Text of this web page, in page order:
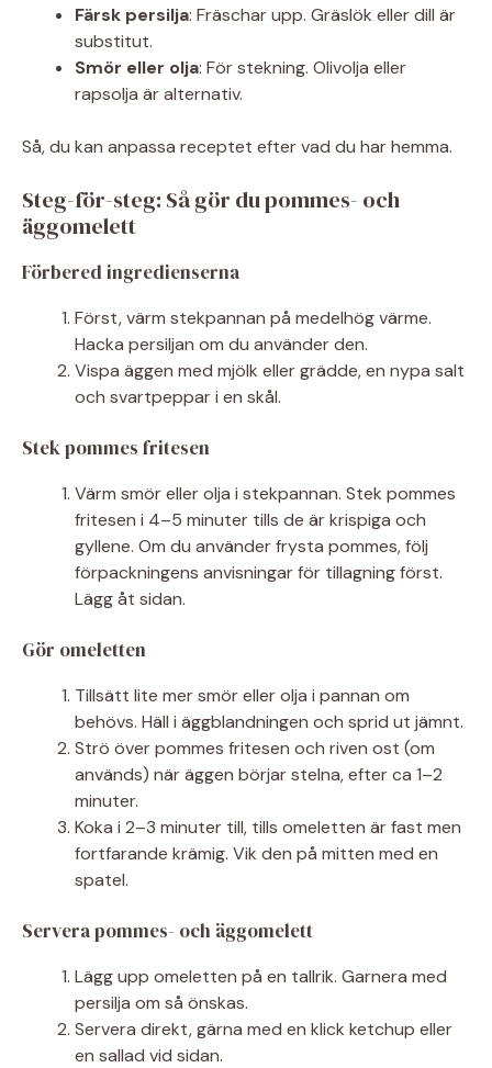
Färsk persilja: Fräschar upp. Gräslök eller dill är
substitut.
Smör eller olja: För stekning. Olivolja eller
rapsolja är alternativ.
Så, du kan anpassa receptet efter vad du har hemma.
Steg-för-steg: Så gör du pommes- och
äggomelett
Förbered ingredienserna
Först, värm stekpannan på medelhög värme.
Hacka persiljan om du använder den.
Vispa äggen med mjölk eller grädde, en nypa salt
och svartpeppar i en skål.
Stek pommes fritesen
Värm smör eller olja i stekpannan. Stek pommes
fritesen i 4–5 minuter tills de är krispiga och
gyllene. Om du använder frysta pommes, följ
förpackningens anvisningar för tillagning först.
Lägg åt sidan.
Gör omeletten
Tillsätt lite mer smör eller olja i pannan om
behövs. Häll i äggblandningen och sprid ut jämnt.
Strö över pommes fritesen och riven ost (om
används) när äggen börjar stelna, efter ca 1–2
minuter.
Koka i 2–3 minuter till, tills omeletten är fast men
fortfarande krämig. Vik den på mitten med en
spatel.
Servera pommes- och äggomelett
Lägg upp omeletten på en tallrik. Garnera med
persilja om så önskas.
Servera direkt, gärna med en klick ketchup eller
en sallad vid sidan.